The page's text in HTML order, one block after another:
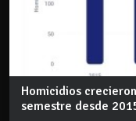
Homicidios
semestre desde